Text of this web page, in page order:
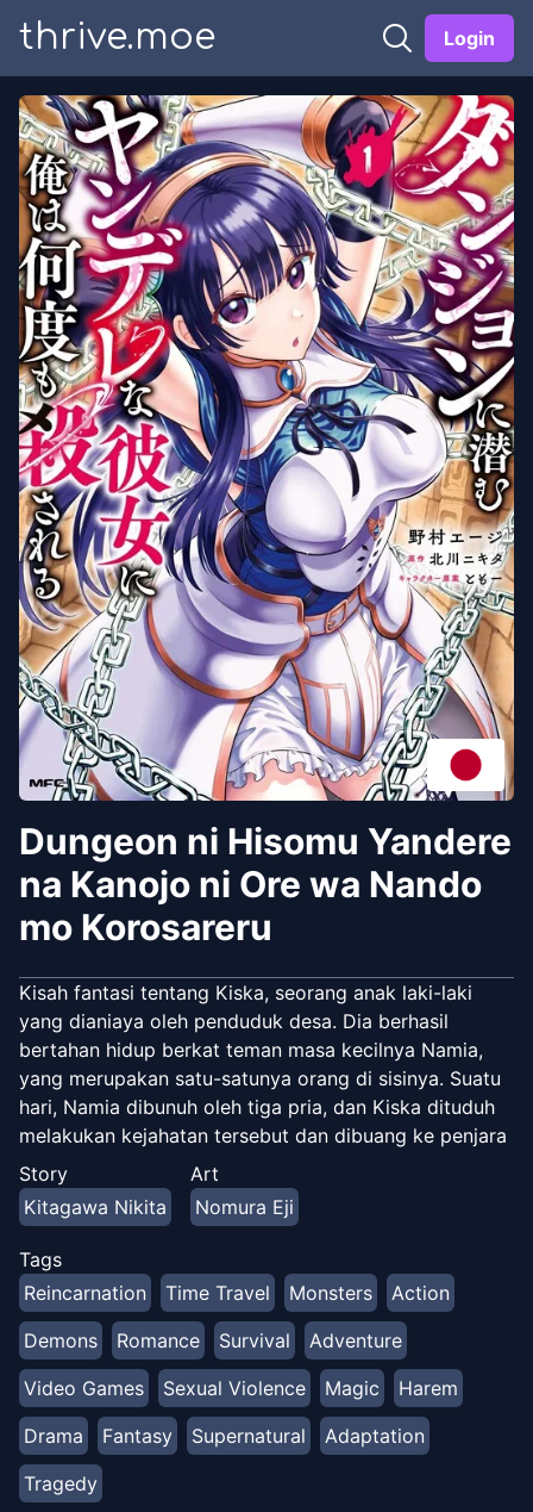
thrive.moe Login
Dungeon ni Hisomu Yandere
na Kanojo ni Ore wa Nando
mo Korosareru
Kisah fantasi tentang Kiska, seorang anak laki-laki
yang dianiaya oleh penduduk desa. Dia berhasil
bertahan hidup berkat teman masa kecilnya Namia,
yang merupakan satu-satunya orang di sisinya. Suatu
hari, Namia dibunuh oleh tiga pria, dan Kiska dituduh
melakukan kejahatan tersebut dan dibuang ke penjara
bawah tanah kelas S yang tak terhindarkan. Namun,
dia menemukan dirinya berada di dunia berbeda di
mana dia dapat menggunakan "Simpan dan Reset"
untuk bangkit kembali tidak peduli berapa kali dia
mati. Ceritanya tentang upaya Kiska untuk membalas
dendam terhadap orang-orang yang menganiaya
dirinya dan temannya
Story
Kitagawa Nikita
Art
Nomura Eji
Tags
Reincarnation
Time Travel Monsters
Action
Demons
Romance Survival
Adventure
Video Games
Sexual Violence Magic
Harem
Drama
Fantasy Supernatural
Adaptation
Tragedy